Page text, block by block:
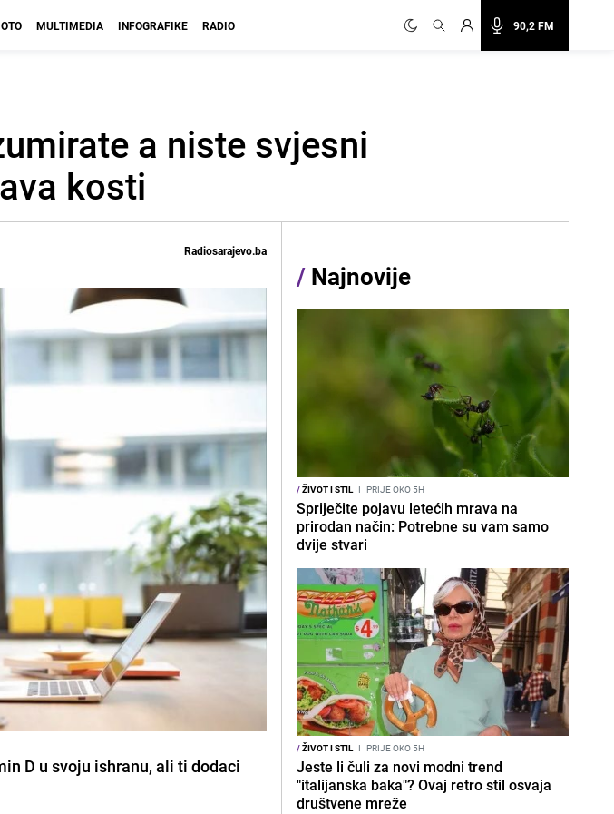
90,2 FM
MULTIMEDIA INFOGRAFIKE RADIO
a niste svjesni
kosti
Radiosarajevo.ba
D u svoju ishranu, ali ti dodaci
/ Najnovije
/ŽIVOT I STIL I PRIJE OKO 5H
Spriječite pojavu letećih mrava na
prirodan način: Potrebne su vam samo
dvije stvari
/ŽIVOT I STIL I PRIJE OKO 5H
Jeste li čuli za novi modni trend
"italijanska baka"? Ovaj retro stil osvaja
društvene mreže